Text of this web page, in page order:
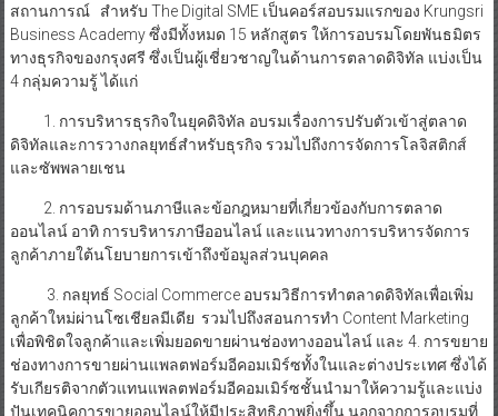
สถานการณ์ สำหรับ The Digital SME เป็นคอร์สอบรมแรกของ Krungsri
Business Academy ซึ่งมีทั้งหมด 15 หลักสูตร ให้การอบรมโดยพันธมิตร
ทางธุรกิจของกรุงศรี ซึ่งเป็นผู้เชี่ยวชาญในด้านการตลาดดิจิทัล แบ่งเป็น
4 กลุ่มความรู้ ได้แก่
1. การบริหารธุรกิจในยุคดิจิทัล อบรมเรื่องการปรับตัวเข้าสู่ตลาด
ดิจิทัลและการวางกลยุทธ์สำหรับธุรกิจ รวมไปถึงการจัดการโลจิสติกส์
และซัพพลายเชน
2. การอบรมด้านภาษีและข้อกฎหมายที่เกี่ยวข้องกับการตลาด
ออนไลน์ อาทิ การบริหารภาษีออนไลน์ และแนวทางการบริหารจัดการ
ลูกค้าภายใต้นโยบายการเข้าถึงข้อมูลส่วนบุคคล
3. กลยุทธ์ Social Commerce อบรมวิธีการทำตลาดดิจิทัลเพื่อเพิ่ม
ลูกค้าใหม่ผ่านโซเชียลมีเดีย รวมไปถึงสอนการทำ Content Marketing
เพื่อพิชิตใจลูกค้าและเพิ่มยอดขายผ่านช่องทางออนไลน์ และ 4. การขยาย
ช่องทางการขายผ่านแพลตฟอร์มอีคอมเมิร์ซทั้งในและต่างประเทศ ซึ่งได้
รับเกียรติจากตัวแทนแพลตฟอร์มอีคอมเมิร์ซชั้นนำมาให้ความรู้และแบ่ง
ปันเทคนิคการขายออนไลน์ให้มีประสิทธิภาพยิ่งขึ้น นอกจากการอบรมที่